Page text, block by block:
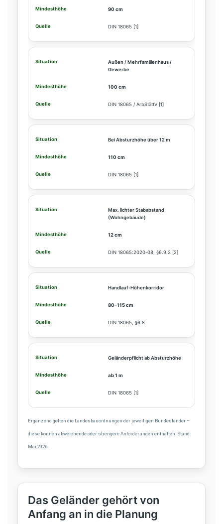
90 cm
DIN 18065 [1]
Außen / Mehrfamilienhaus /
Gewerbe
100 cm
DIN 18065 / ArbStättV [1]
Bei Absturzhöhe über 12 m
110 cm
DIN 18065 [1]
Max. lichter Stababstand
(Wohngebäude)
12 cm
DIN 18065:2020-08, §6.9.3 [2]
Handlauf-Höhenkorridor
80–115 cm
DIN 18065, §6.8
Geländerpflicht ab Absturzhöhe
ab 1 m
DIN 18065 [1]
Ergänzend gelten die Landesbauordnungen der jeweiligen Bundesländer –
diese können abweichende oder strengere Anforderungen enthalten. Stand:
Mai 2026.
Das Geländer gehört von
Anfang an in die Planung